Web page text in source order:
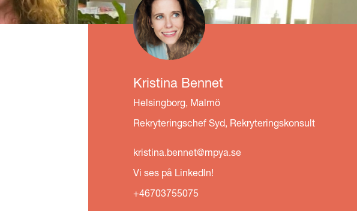
Kristina Bennet
Helsingborg, Malmö
Rekryteringschef Syd, Rekryteringskonsult
kristina.bennet@mpya.se
Vi ses på LinkedIn!
+46703755075